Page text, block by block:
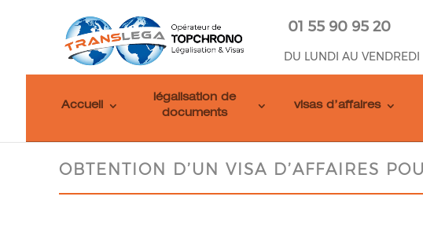
01 55 90 95 20
DU LUNDI AU
Accueil
légalisation de
documents
visas d’affaires
OBTENTION D’UN VISA D’AFFAIRES